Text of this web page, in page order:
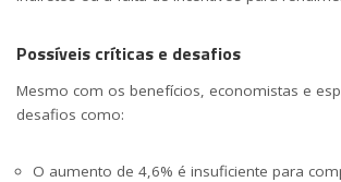
Possíveis críticas e desafios
Mesmo com os benefícios, economistas e
desafios como:
O aumento de 4,6% é insuficiente para